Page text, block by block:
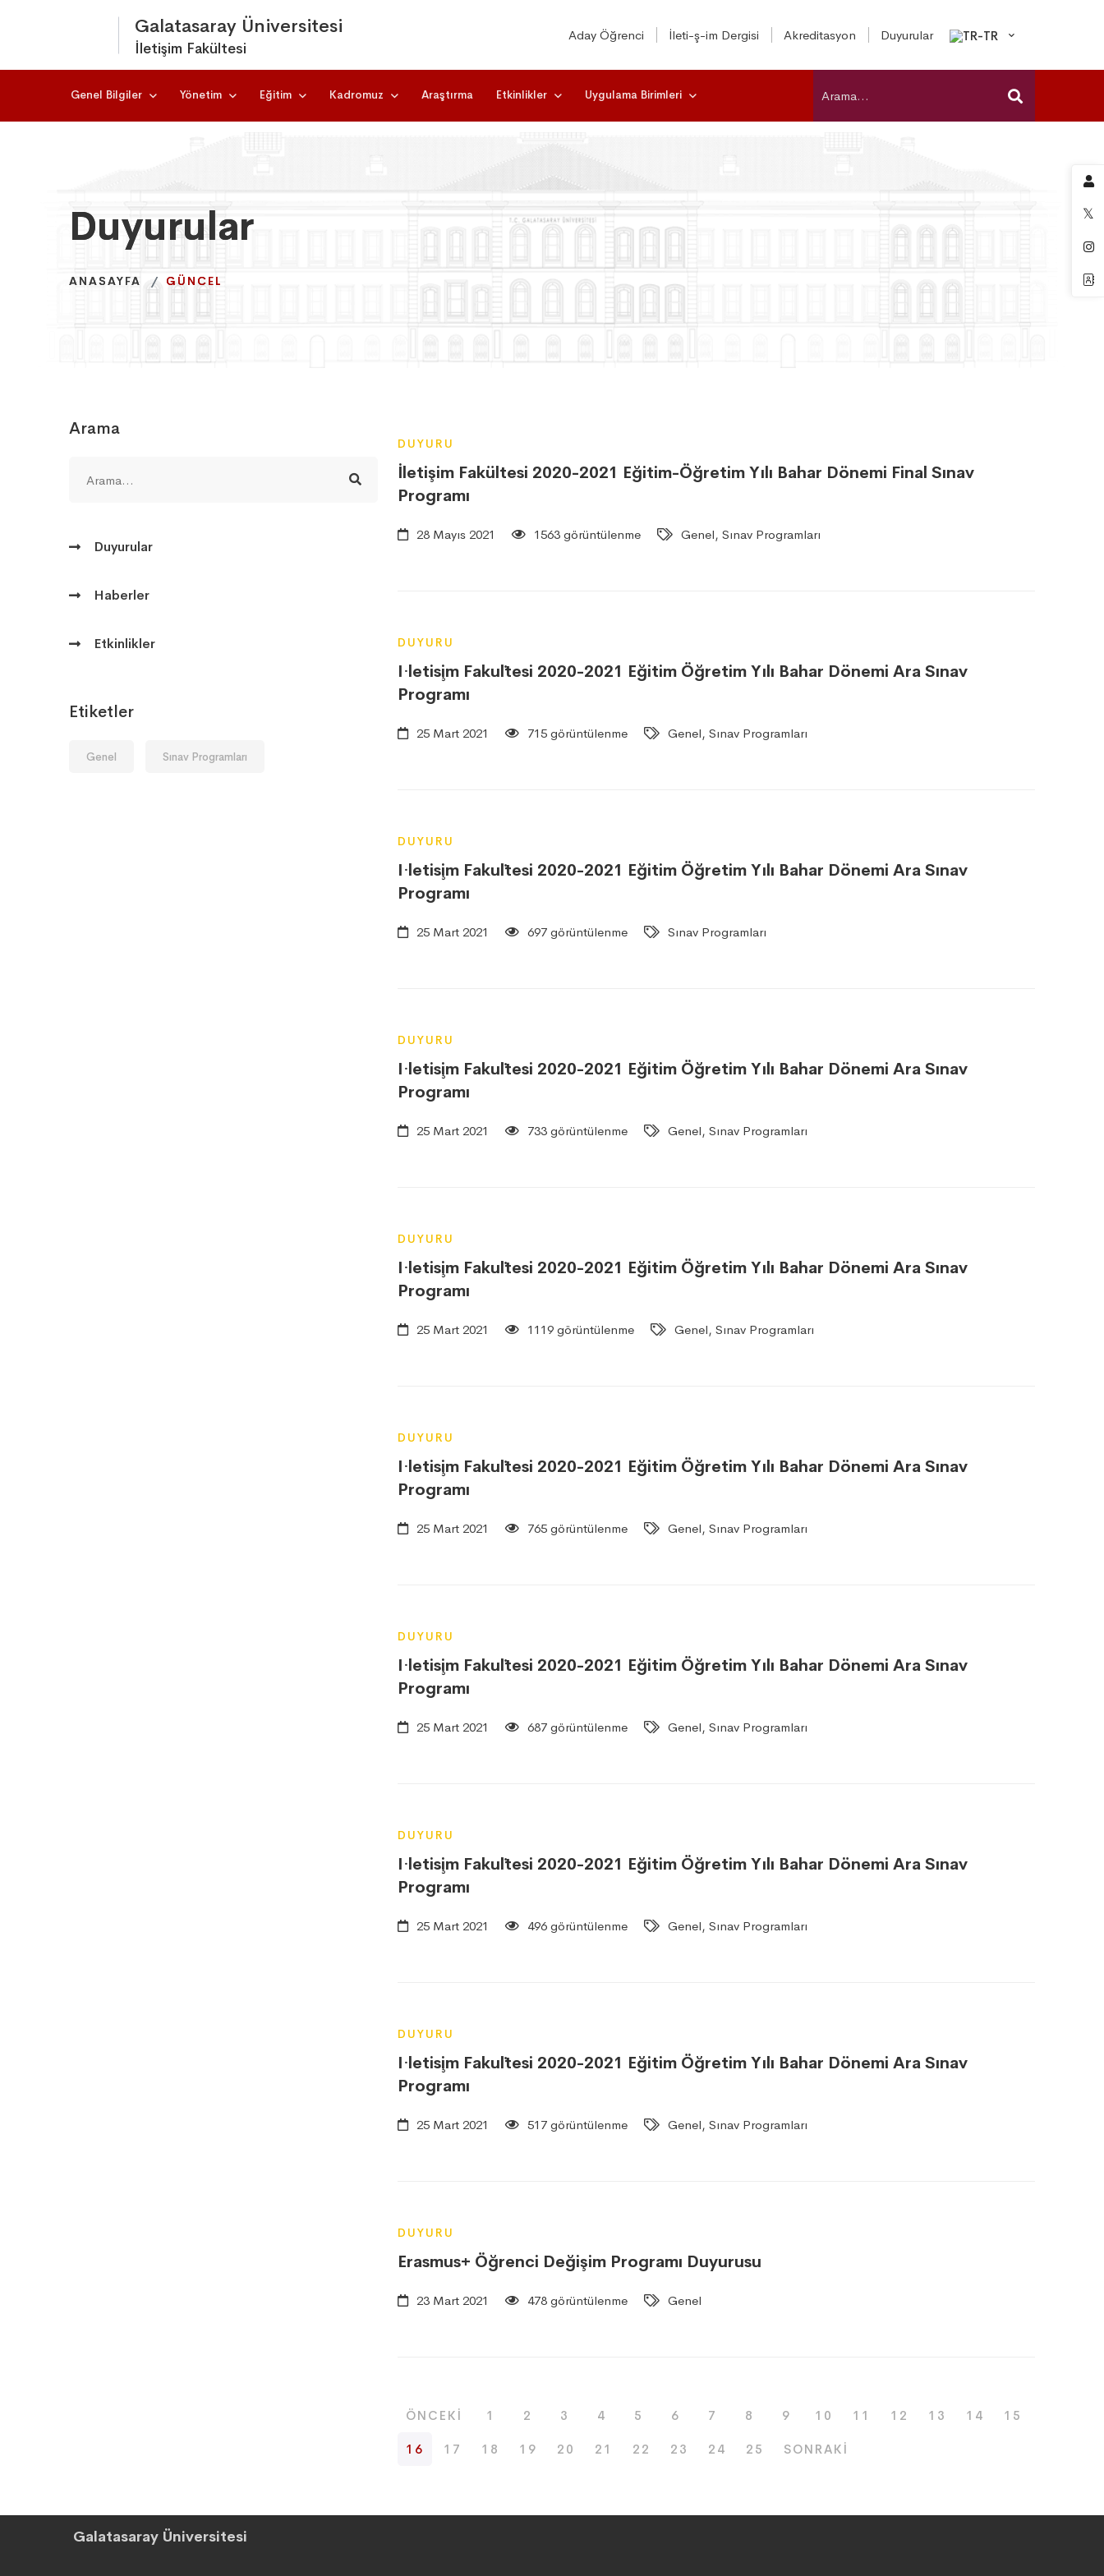
Galatasaray Üniversitesi
İletişim Fakültesi
Aday Öğrenci İleti-ş-im Dergisi Akreditasyon Duyurular
Genel Bilgiler Yönetim Eğitim Kadromuz Araştırma Etkinlikler Uygulama Birimleri
Duyurular
ANASAYFA GÜNCEL
Duyurular
ANASAYFA GÜNCEL
Duyurular
ANASAYFA GÜNCEL
Arama
Duyurular
Haberler
Etkinlikler
Etiketler
Genel Sınav Programları
DUYURU
İletişim Fakültesi 2020-2021 Eğitim-Öğretim Yılı Bahar Dönemi Final Sınav
Programı
28 Mayıs 2021 1563 görüntülenme Genel, Sınav Programları
DUYURU
I·letis¸im Faku¨ltesi 2020-2021 Eğitim Öğretim Yılı Bahar Dönemi Ara Sınav
Programı
25 Mart 2021 715 görüntülenme Genel, Sınav Programları
DUYURU
I·letis¸im Faku¨ltesi 2020-2021 Eğitim Öğretim Yılı Bahar Dönemi Ara Sınav
Programı
25 Mart 2021 697 görüntülenme Sınav Programları
DUYURU
I·letis¸im Faku¨ltesi 2020-2021 Eğitim Öğretim Yılı Bahar Dönemi Ara Sınav
Programı
25 Mart 2021 733 görüntülenme Genel, Sınav Programları
DUYURU
I·letis¸im Faku¨ltesi 2020-2021 Eğitim Öğretim Yılı Bahar Dönemi Ara Sınav
Programı
25 Mart 2021 1119 görüntülenme Genel, Sınav Programları
DUYURU
I·letis¸im Faku¨ltesi 2020-2021 Eğitim Öğretim Yılı Bahar Dönemi Ara Sınav
Programı
25 Mart 2021 765 görüntülenme Genel, Sınav Programları
DUYURU
I·letis¸im Faku¨ltesi 2020-2021 Eğitim Öğretim Yılı Bahar Dönemi Ara Sınav
Programı
25 Mart 2021 687 görüntülenme Genel, Sınav Programları
DUYURU
I·letis¸im Faku¨ltesi 2020-2021 Eğitim Öğretim Yılı Bahar Dönemi Ara Sınav
Programı
25 Mart 2021 496 görüntülenme Genel, Sınav Programları
DUYURU
I·letis¸im Faku¨ltesi 2020-2021 Eğitim Öğretim Yılı Bahar Dönemi Ara Sınav
Programı
25 Mart 2021 517 görüntülenme Genel, Sınav Programları
DUYURU
Erasmus+ Öğrenci Değişim Programı Duyurusu
23 Mart 2021 478 görüntülenme Genel
ÖNCEKI 1 2 3 4 5 6 7 8 9 10 11 12 13 14 15
16 17 18 19 20 21 22 23 24 25 SONRAKI
Galatasaray Üniversitesi